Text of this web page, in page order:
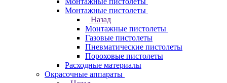
Монтажные пистолеты
Назад
Монтажные пистолеты
Газовые пистолеты
Пневматические пистолеты
Пороховые пистолеты
Расходные материалы
Окрасочные аппараты